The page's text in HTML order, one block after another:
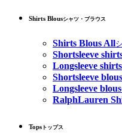
Shirts Blousシャツ・ブラウス
Shirts Blous All
Shortsleeve
Longsleeve shirts
Shortsleeve blous
Longsleeve blous
RalphLauren
Tops トップス